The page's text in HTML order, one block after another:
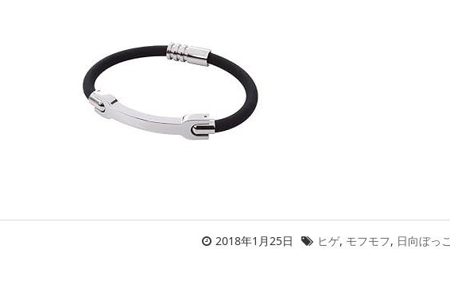
2018年1月25日 ヒゲ, モフモフ, 日向ぼっこ